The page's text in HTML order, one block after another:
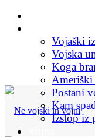
Vojaški
Vojska
Koga
Ameriški
Postani
Kam
Izstop iz